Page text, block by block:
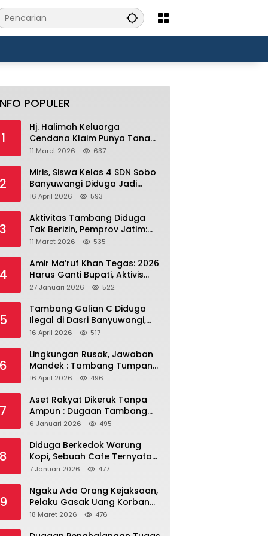
POPULER
1
Hj. Halimah Keluarga
Cendana Klaim Punya Tanah
Ratusan Ribu Hektar di
11 Maret 2026 637
2
Miris, Siswa Kelas 4 SDN Sobo
Banyuwangi Diduga Jadi
Korban Bullying Bertahun-
Perumahan Sutri
16 April 2026 593
3
Aktivitas Tambang Diduga
Tak Berizin, Pemprov Jatim:
Jika Produksi Tanpa IUP Itu
11 Maret 2026 535
4
Amir Ma’ruf Khan Tegas: 2026
Harus Ganti Bupati, Aktivis
dan Warga Nilai
Jawab Masalah Rakyat.
27 Januari 2026 522
5
Tambang Galian C Diduga
Ilegal di Dasri Banyuwangi,
Kades Bungkam – Ada Apa
16 April 2026 517
6
Lingkungan Rusak, Jawaban
Mandek : Tambang Tumpang
Pitu dalam Sorotan Tajam
16 April 2026 496
7
Aset Rakyat Dikeruk Tanpa
Ampun : Dugaan Tambang
Ilegal di Tanah Desa Dasri
6 Januari 2026 495
8
Diduga Berkedok Warung
Kopi, Sebuah Cafe Ternyata
Miliki Room Karaoke, Izin
7 Januari 2026 477
9
Ngaku Ada Orang Kejaksaan,
Pelaku Gasak Uang Korban
Rp10 Juta Lewat Modus
18 Maret 2026 476